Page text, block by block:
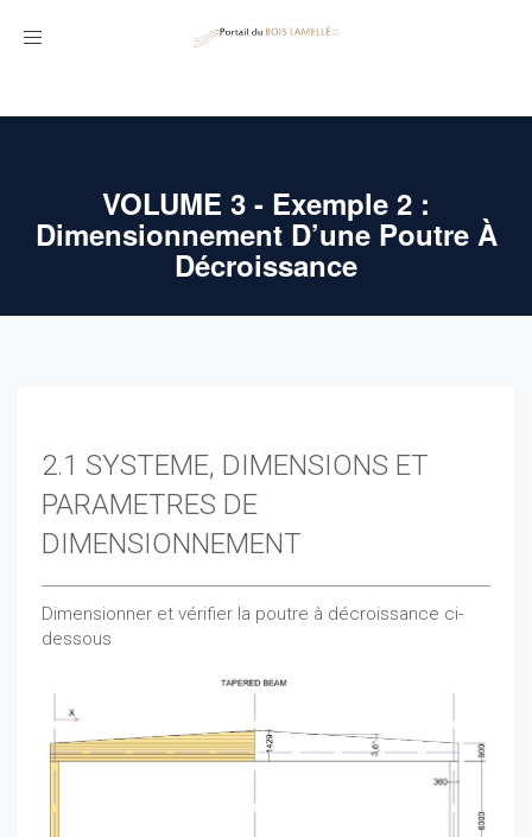
Toggle
VOLUME 3 - Exemple 2 :
Dimensionnement D’une Poutre À
Décroissance
2.1 SYSTEME, DIMENSIONS ET
PARAMETRES DE
DIMENSIONNEMENT
Dimensionner et vérifier la poutre à décroissance ci-
dessous